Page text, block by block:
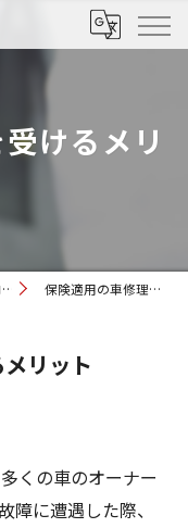
けるメリ
保険適用の車修理を受けるメリット
リット
くの車のオーナー
障に遭遇した際、